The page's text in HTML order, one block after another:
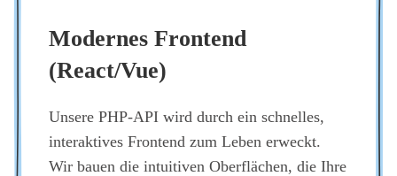
Moder­nes Front­end
(React/Vue)
Unse­re PHP-API wird durch ein schnel­les,
inter­ak­ti­ves Front­end zum Leben erweckt.
Wir bau­en die intui­ti­ven Ober­flä­chen, die Ihre